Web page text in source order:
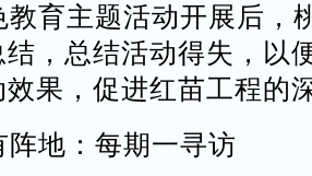
育主题活动开展后，
，总结活动得失，以
果，促进红苗工程的
地：每期一寻访